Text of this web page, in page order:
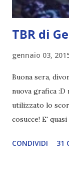
TBR di
gennaio 03,
Buona sera,
nuova grafica :D
utilizzato lo
cosucce! E'
impazzire e.e
CONDIVIDI 31